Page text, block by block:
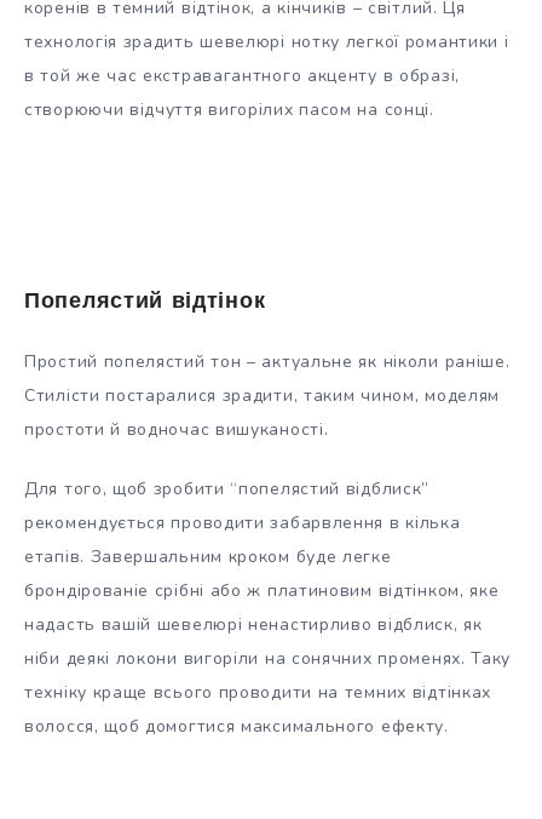
коренів в темний відтінок, а кінчиків – світлий. Ця
технологія зрадить шевелюрі нотку легкої романтики і
в той же час екстравагантного акценту в образі,
створюючи відчуття вигорілих пасом на сонці.
Попелястий відтінок
Простий попелястий тон – актуальне як ніколи раніше.
Стилісти постаралися зрадити, таким чином, моделям
простоти й водночас вишуканості.
Для того, щоб зробити “попелястий відблиск”
рекомендується проводити забарвлення в кілька
етапів. Завершальним кроком буде легке
брондірованіе срібні або ж платиновим відтінком, яке
надасть вашій шевелюрі ненастирливо відблиск, як
ніби деякі локони вигоріли на сонячних променях. Таку
техніку краще всього проводити на темних відтінках
волосся, щоб домогтися максимального ефекту.